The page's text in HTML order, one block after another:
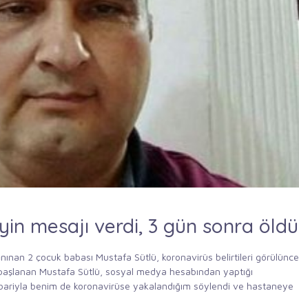
mesajı verdi, 3 gün sonra öldü
2 çocuk babası Mustafa Sütlü, koronavirüs belirtileri görülünce
Mustafa Sütlü, sosyal medya hesabından yaptığı
benim de koronavirüse yakalandığım söylendi ve hastaneye